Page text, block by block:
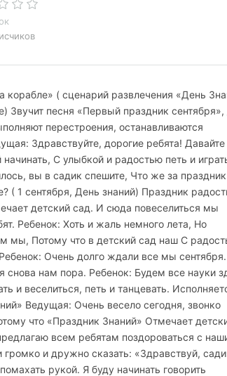
корабле» ( сценарий развлечения «День
Звучит песня «Первый праздник сентября»,
перестроения, останавливаются
Здравствуйте, дорогие ребята!
начинать, С улыбкой и радостью петь и
вы в садик спешите, Что же за праздник
( 1 сентября, День знаний) Праздник
детский сад. И сюда повеселиться мы
Ребенок: Хоть и жаль немного лета, Но
мы, Потому что в детский сад наш С
Очень долго ждали все мы
снова нам пора. Ребенок: Будем все науки
и веселиться, петь и танцевать.
Ведущая: Очень весело сегодня, звонко
что «Праздник Знаний» Отмечает
всем ребятам поздороваться с
и дружно сказать: «Здравствуй,
рукой. Я буду начинать говорить